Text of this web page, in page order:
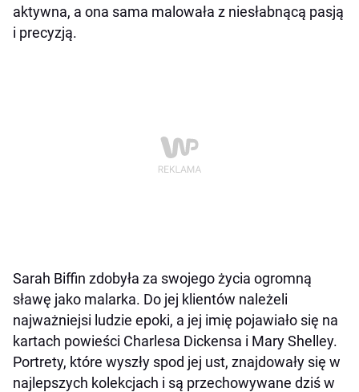
aktywna, a ona sama malowała z niesłabnącą pasją
i precyzją.
Sarah Biffin zdobyła za swojego życia ogromną
sławę jako malarka. Do jej klientów należeli
najważniejsi ludzie epoki, a jej imię pojawiało się na
kartach powieści Charlesa Dickensa i Mary Shelley.
Portrety, które wyszły spod jej ust, znajdowały się w
najlepszych kolekcjach i są przechowywane dziś w